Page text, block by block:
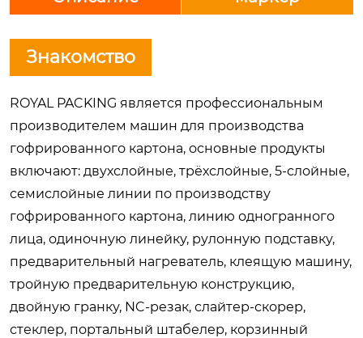
Знакомство
ROYAL PACKING является профессиональным
производителем машин для производства
гофрированного картона, основные продукты
включают: двухслойные, трёхслойные, 5-слойные,
семислойные линии по производству
гофрированного картона, линию одногранного
лица, одиночную линейку, рулонную подставку,
предварительный нагреватель, клеящую машину,
тройную предварительную конструкцию,
двойную гранку, NC-резак, слайтер-скорер,
стеклер, портальный штабелер, корзинный